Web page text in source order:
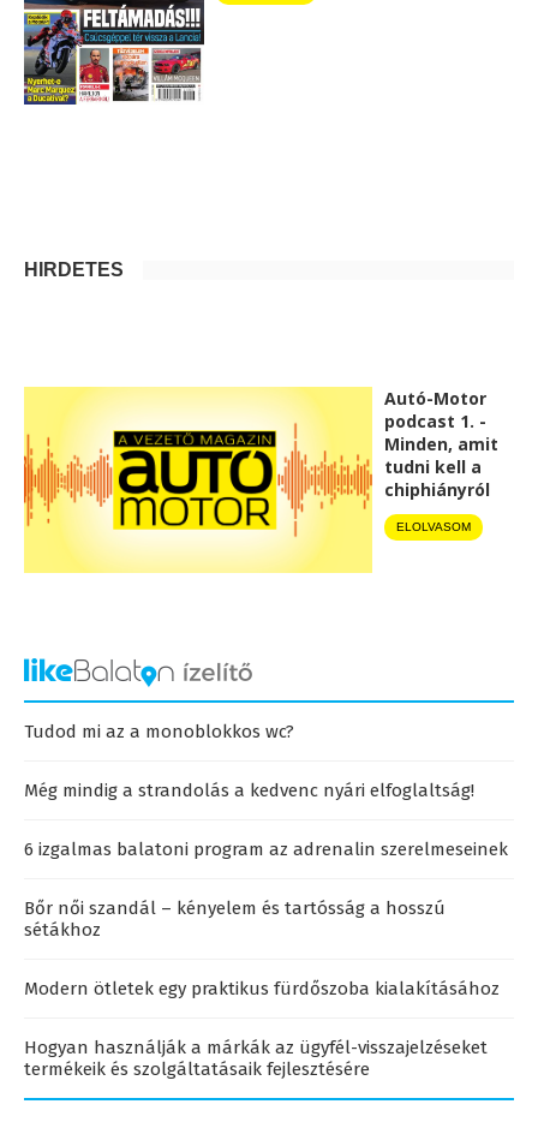
HIRDETÉS
Autó-Motor
podcast 1. -
Minden, amit
tudni kell a
chiphiányról
ELOLVASOM
Tudod mi az a monoblokkos wc?
Még mindig a strandolás a kedvenc nyári elfoglaltság!
6 izgalmas balatoni program az adrenalin szerelmeseinek
Bőr női szandál – kényelem és tartósság a hosszú
sétákhoz
Modern ötletek egy praktikus fürdőszoba kialakításához
Hogyan használják a márkák az ügyfél-visszajelzéseket
termékeik és szolgáltatásaik fejlesztésére